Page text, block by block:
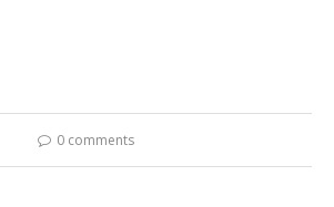
0 comments